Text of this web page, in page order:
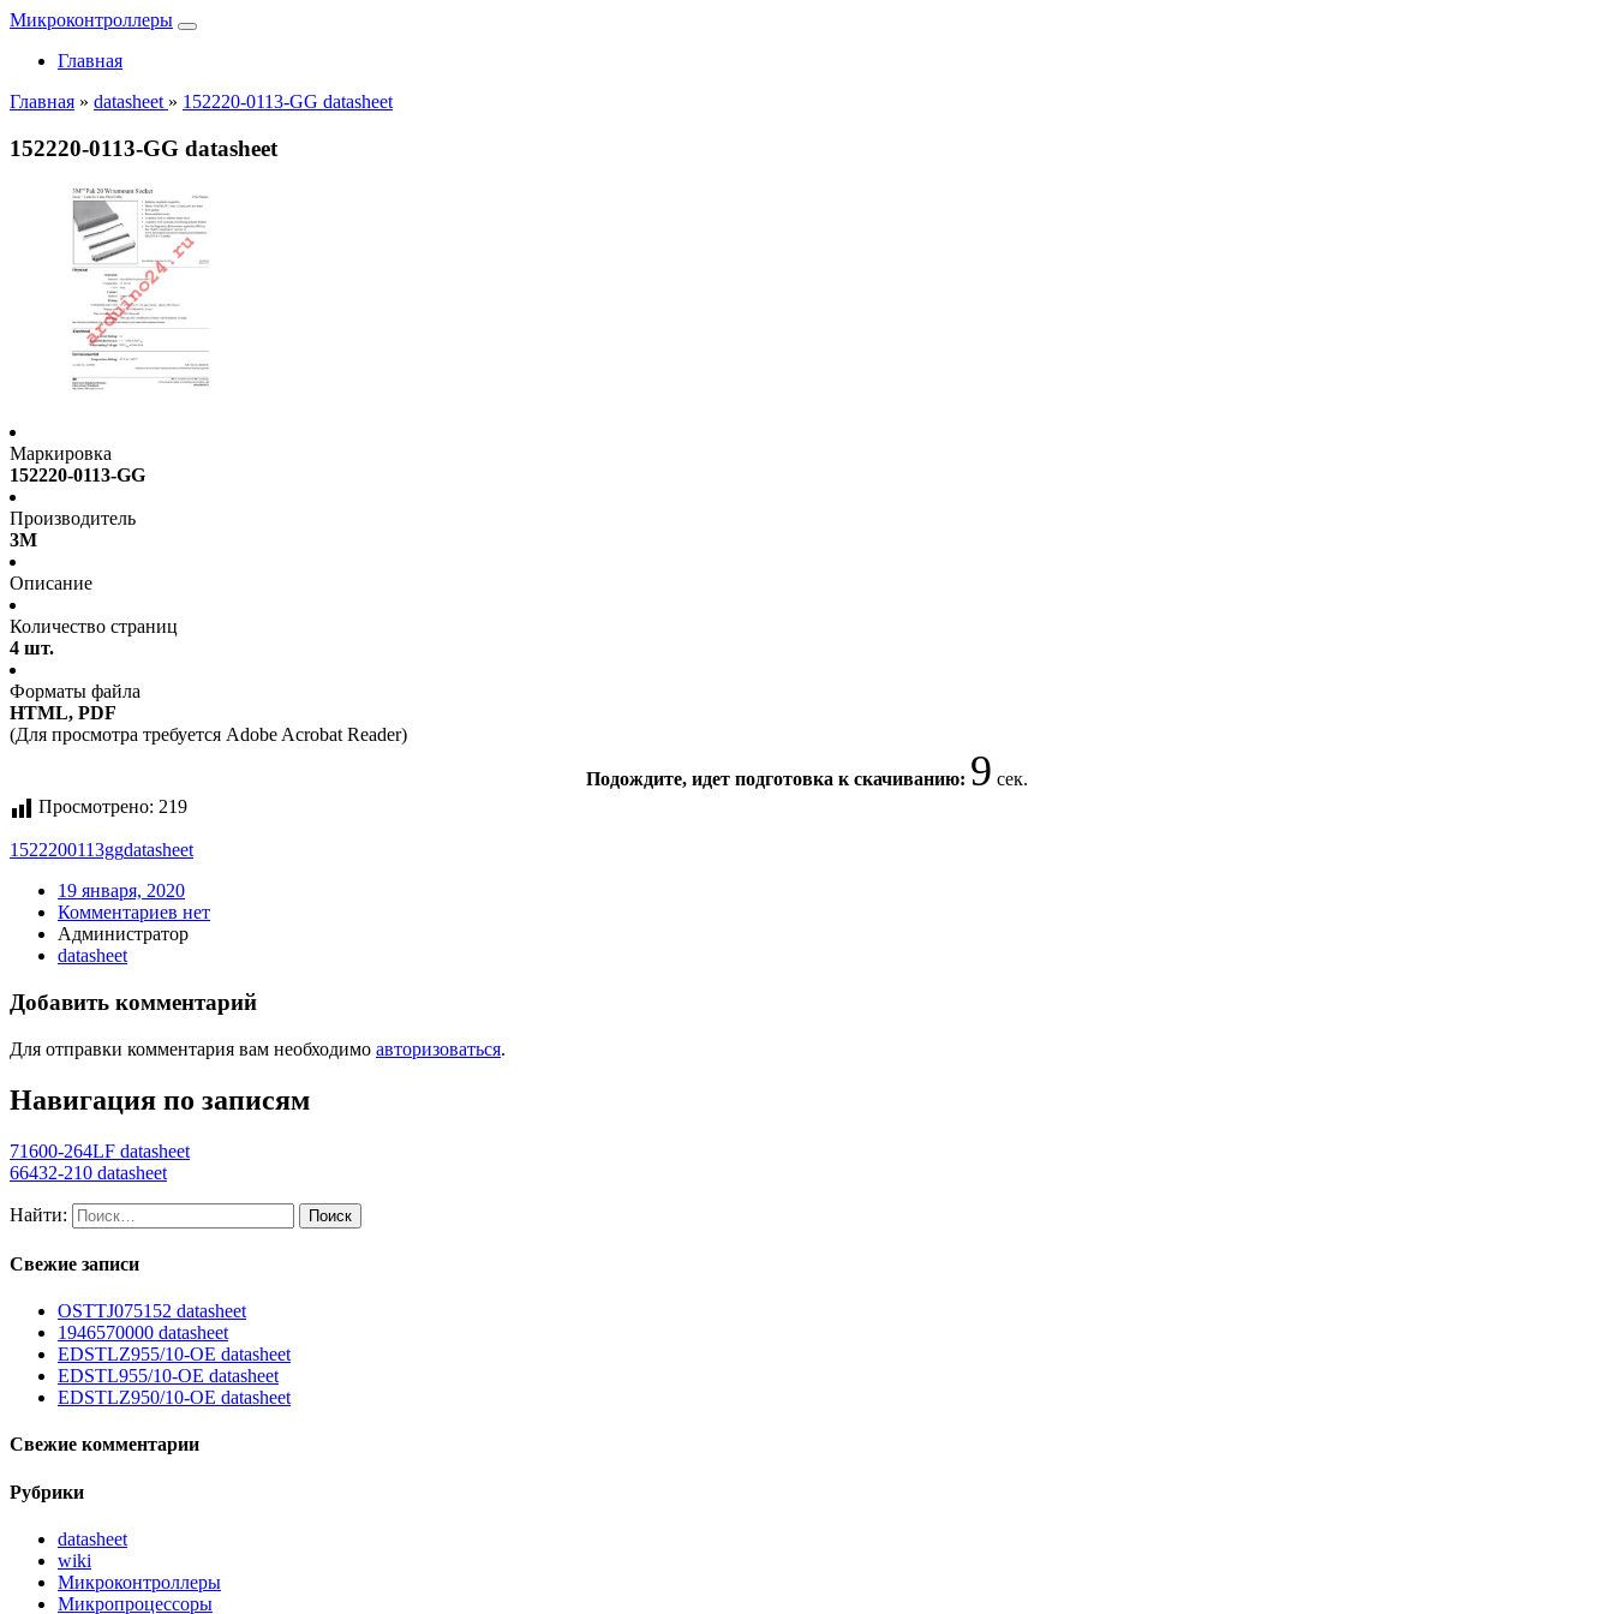
Микроконтроллеры
Главная
Главная » datasheet » 152220-0113-GG datasheet
152220-0113-GG datasheet
Маркировка
152220-0113-GG
Производитель
3M
Описание
Количество страниц
4 шт.
Форматы файла
HTML, PDF
(Для просмотра требуется Adobe Acrobat Reader)
Подождите, идет подготовка к скачиванию: 9 сек.
Просмотрено: 219
1522200113ggdatasheet
19 января, 2020
Комментариев нет
Администратор
datasheet
Добавить комментарий
Для отправки комментария вам необходимо авторизоваться.
Навигация по записям
71600-264LF datasheet
66432-210 datasheet
Найти:
Свежие записи
OSTTJ075152 datasheet
1946570000 datasheet
EDSTLZ955/10-OE datasheet
EDSTL955/10-OE datasheet
EDSTLZ950/10-OE datasheet
Свежие комментарии
Рубрики
datasheet
wiki
Микроконтроллеры
Микропроцессоры